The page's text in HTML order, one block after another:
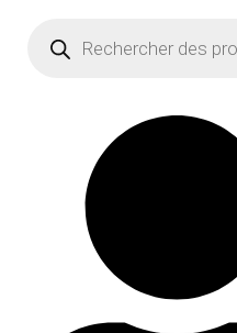
produits